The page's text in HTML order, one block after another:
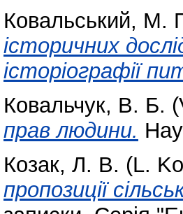
Ковальський, М.
історичних
історіографії
Ковальчук, В. Б.
прав людини.
Козак, Л. В. (L.
пропозиції